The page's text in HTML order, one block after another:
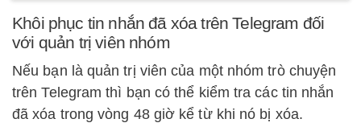
Khôi phục tin nhắn đã xóa trên Telegram đối
với quản trị viên nhóm
Nếu bạn là quản trị viên của một nhóm trò chuyện
trên Telegram thì bạn có thể kiểm tra các tin nhắn
đã xóa trong vòng 48 giờ kể từ khi nó bị xóa.